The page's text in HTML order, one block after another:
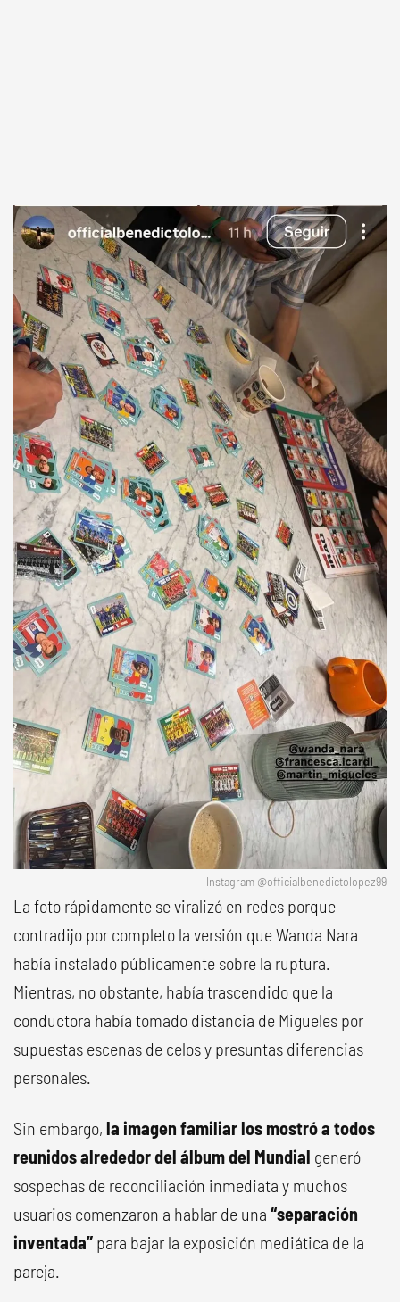
Instagram @officialbenedictolopez99
La foto rápidamente se viralizó en redes porque
contradijo por completo la versión que Wanda Nara
había instalado públicamente sobre la ruptura.
Mientras, no obstante, había trascendido que la
conductora había tomado distancia de Migueles por
supuestas escenas de celos y presuntas diferencias
personales.
Sin embargo, la imagen familiar los mostró a todos
reunidos alrededor del álbum del Mundial generó
sospechas de reconciliación inmediata y muchos
usuarios comenzaron a hablar de una “separación
inventada” para bajar la exposición mediática de la
pareja.